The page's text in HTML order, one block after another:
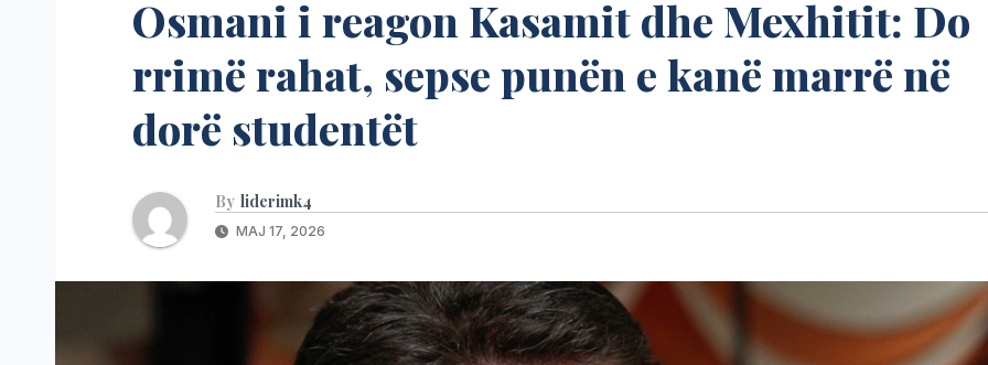
Osmani i reagon Kasamit dhe Mexhitit: Do
rrimë rahat, sepse punën e kanë marrë në
dorë studentët
By liderimk4
MAJ 17, 2026